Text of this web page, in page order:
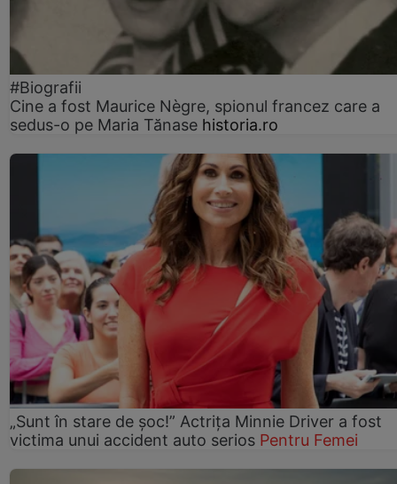
#Biografii
Cine a fost Maurice Nègre, spionul francez care a
sedus-o pe Maria Tănase historia.ro
„Sunt în stare de șoc!” Actrița Minnie Driver a fost
victima unui accident auto serios Pentru Femei